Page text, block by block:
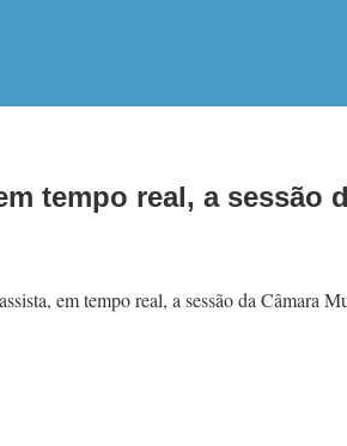
tempo real, a sessão
em tempo real, a sessão da Câmara